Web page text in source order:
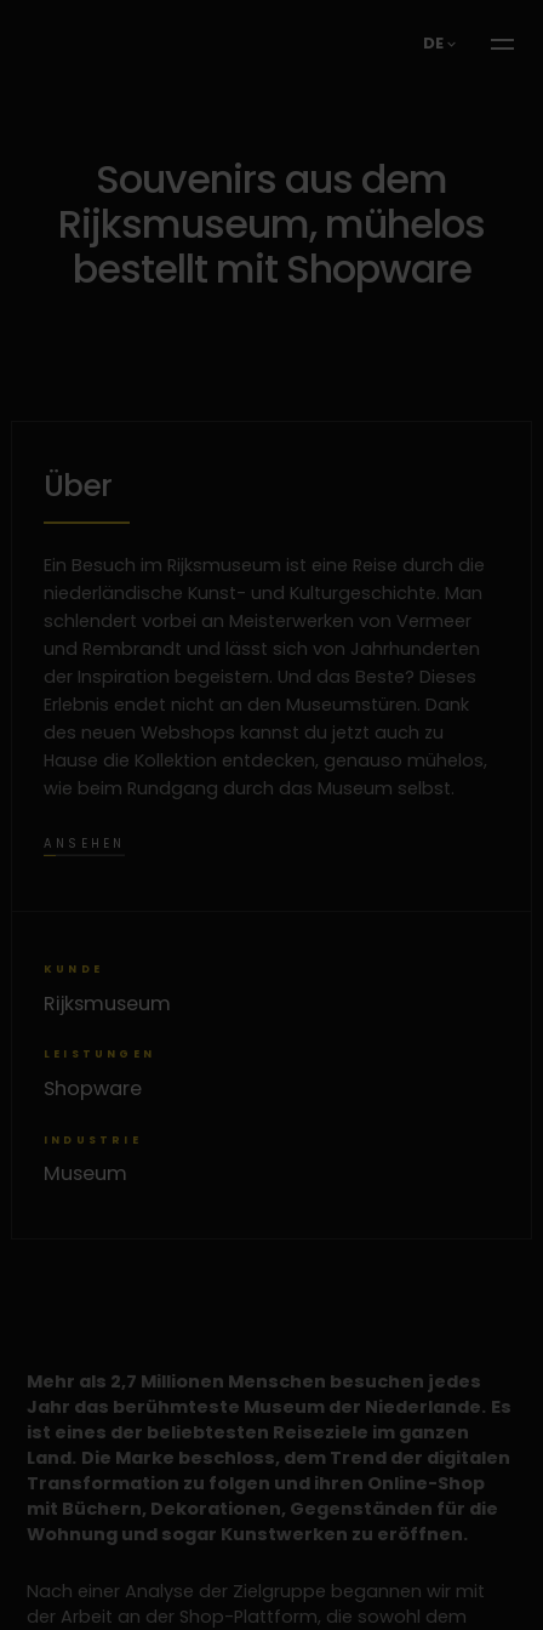
DE
Souvenirs aus dem
Rijksmuseum, mühelos
bestellt mit Shopware
Über
Ein Besuch im Rijksmuseum ist eine Reise durch die
niederländische Kunst- und Kulturgeschichte. Man
schlendert vorbei an Meisterwerken von Vermeer
und Rembrandt und lässt sich von Jahrhunderten
der Inspiration begeistern. Und das Beste? Dieses
Erlebnis endet nicht an den Museumstüren. Dank
des neuen Webshops kannst du jetzt auch zu
Hause die Kollektion entdecken, genauso mühelos,
wie beim Rundgang durch das Museum selbst.
ANSEHEN
KUNDE
Rijksmuseum
LEISTUNGEN
Shopware
INDUSTRIE
Museum
Mehr als 2,7 Millionen Menschen besuchen jedes
Jahr das berühmteste Museum der Niederlande. Es
ist eines der beliebtesten Reiseziele im ganzen
Land. Die Marke beschloss, dem Trend der digitalen
Transformation zu folgen und ihren Online-Shop
mit Büchern, Dekorationen, Gegenständen für die
Wohnung und sogar Kunstwerken zu eröffnen.
Nach einer Analyse der Zielgruppe begannen wir mit
der Arbeit an der Shop-Plattform, die sowohl dem